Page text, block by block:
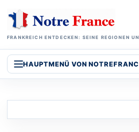
FRANKREICH ENTDECKEN: SEINE REGIONEN
HAUPTMENÜ VON